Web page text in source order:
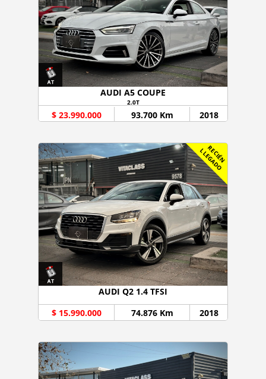
AUDI A5 COUPE
2.0T
$ 23.990.000 93.700 Km 2018
R
E
C
I
É
N
L
L
E
G
A
D
O
AUDI Q2 1.4 TFSI
$ 15.990.000
74.876 Km 2018